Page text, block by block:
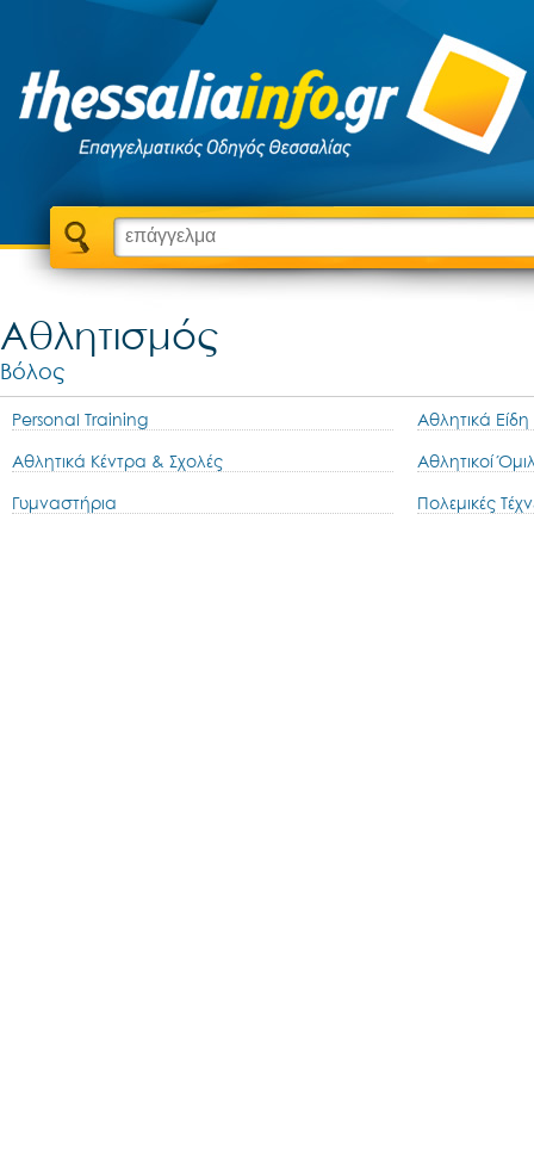
Αθλητισμός
Βόλος
Personal Training Αθλητικά
Αθλητικά Κέντρα & Σχολές Αθλητικοί
Γυμναστήρια Πολεμικές